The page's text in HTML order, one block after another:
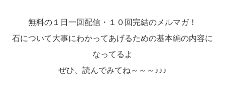
無料の１日一回配信・１０回完結のメルマガ！
石について大事にわかってあげるための基本編の内容に
なってるよ
ぜひ、読んでみてね～～～♪♪♪